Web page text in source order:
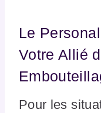
Le
Votre Allié
Pour les